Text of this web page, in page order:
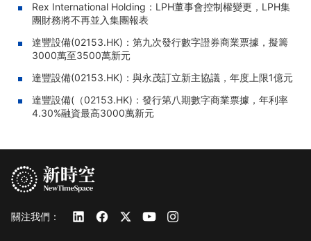
Rex International Holding：LPH董事會控制權變更，LPH集
團財務將不再並入集團報表
達豐設備(02153.HK)：第九次發行數字證券商業票據，擬籌
3000萬至3500萬新元
達豐設備(02153.HK)：與永茂訂立新主協議，年度上限1億元
達豐設備(（02153.HK)：發行第八期數字商業票據，年利率
4.30%融資最高3000萬新元
關注我們：